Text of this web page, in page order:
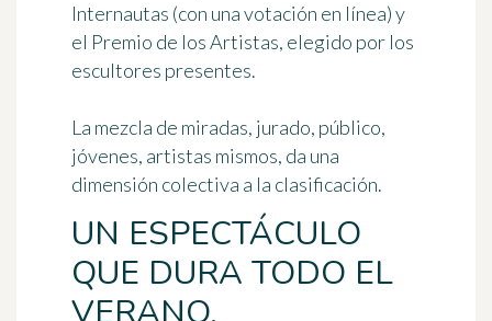
Internautas (con una votación en línea) y
el Premio de los Artistas, elegido por los
escultores presentes.
La mezcla de miradas, jurado, público,
jóvenes, artistas mismos, da una
dimensión colectiva a la clasificación.
UN ESPECTÁCULO
QUE DURA TODO EL